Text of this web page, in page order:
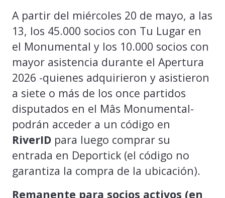
A partir del miércoles 20 de mayo, a las
13, los 45.000 socios con Tu Lugar en
el Monumental y los 10.000 socios con
mayor asistencia durante el Apertura
2026 -quienes adquirieron y asistieron
a siete o más de los once partidos
disputados en el Mâs Monumental-
podrán acceder a un código en
RiverID para luego comprar su
entrada en Deportick (el código no
garantiza la compra de la ubicación).
Remanente para socios activos (en